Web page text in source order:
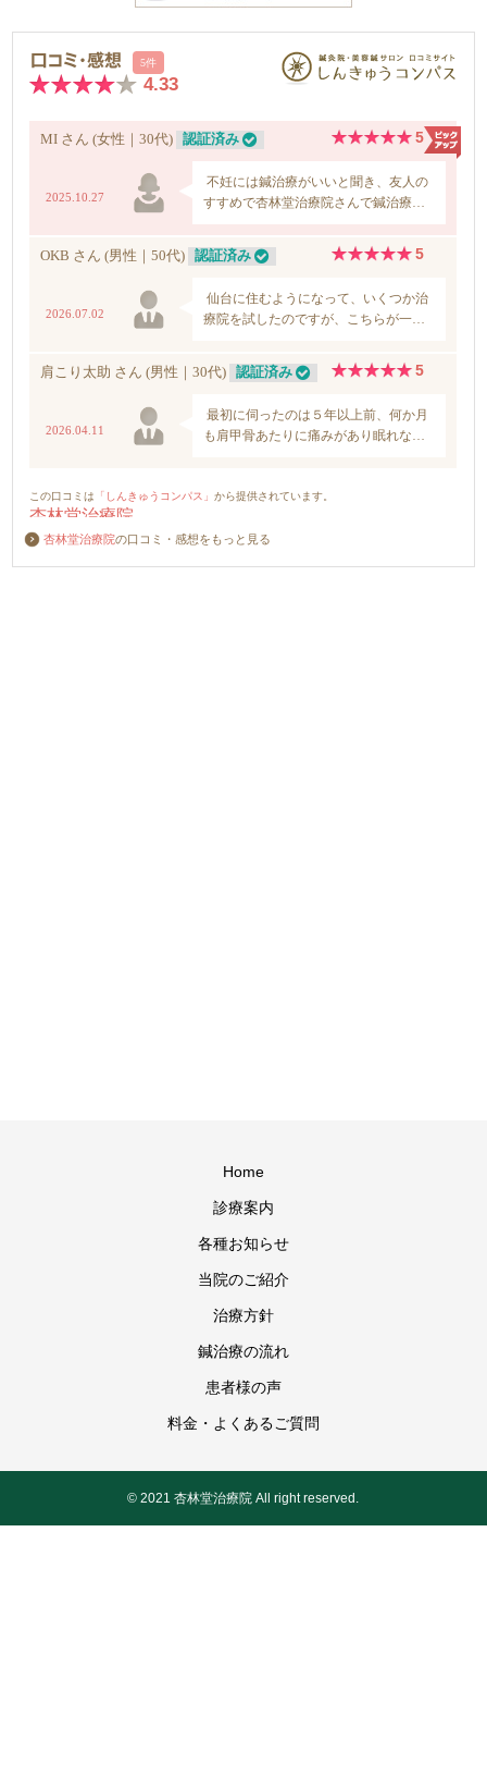
杏林堂治療院の口コミ・感想をもっと見る
Home
診療案内
各種お知らせ
当院のご紹介
治療方針
鍼治療の流れ
患者様の声
料金・よくあるご質問
© 2021 杏林堂治療院 All right reserved.